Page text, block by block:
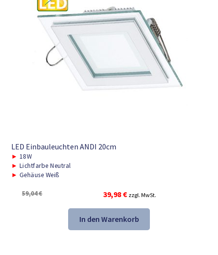
LED Einbauleuchten ANDI 20cm
► 18W
► Lichtfarbe Neutral
► Gehäuse Weiß
59,04€
Ursprünglicher
Preis
war:
59,04 €
39,98 €Aktueller
Preis
ist:
39,98 €.
zzgl. MwSt.
In den Warenkorb